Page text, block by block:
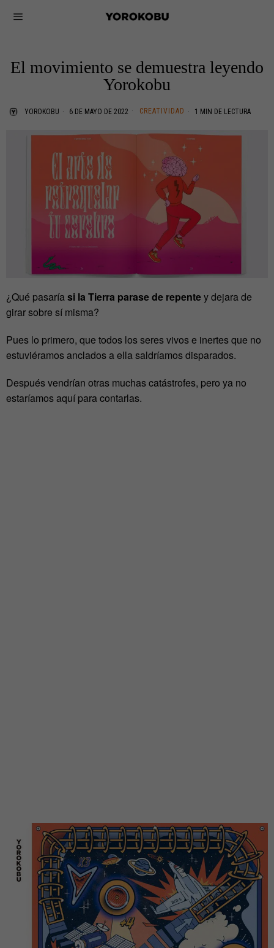
El movimiento se demuestra leyendo
Yorokobu
YOROKOBU 6 DE MAYO DE 2022 CREATIVIDAD 1 MIN DE LECTURA
¿Qué pasaríasi la Tierra parase de repentey dejara de
girar sobre sí misma?
Pues lo primero, que todos los seres vivos e inertes que no
estuviéramos anclados a ella saldríamos disparados.
Después vendrían otras muchas catástrofes, pero ya no
estaríamos aquí para contarlas.